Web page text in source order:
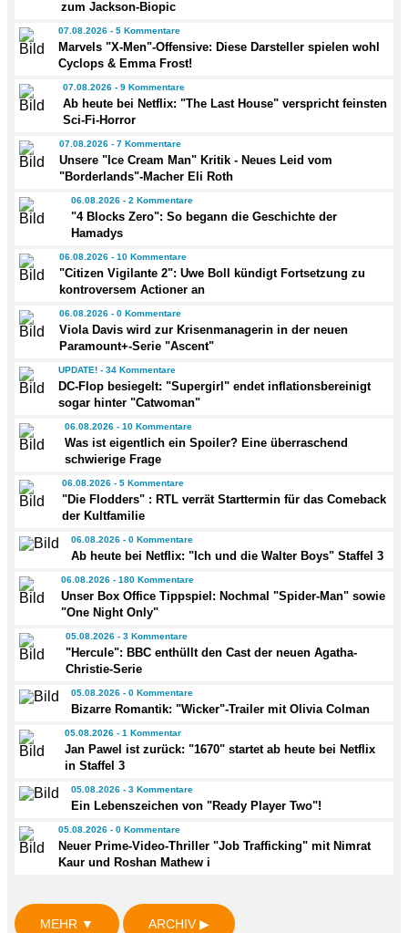
zum Jackson-Biopic
07.08.2026 - 5 Kommentare
Marvels "X-Men"-Offensive: Diese Darsteller spielen wohl
Cyclops & Emma Frost!
07.08.2026 - 9 Kommentare
Ab heute bei Netflix: "The Last House" verspricht feinsten
Sci-Fi-Horror
07.08.2026 - 7 Kommentare
Unsere "Ice Cream Man" Kritik - Neues Leid vom
"Borderlands"-Macher Eli Roth
06.08.2026 - 2 Kommentare
"4 Blocks Zero": So begann die Geschichte der
Hamadys
06.08.2026 - 10 Kommentare
"Citizen Vigilante 2": Uwe Boll kündigt Fortsetzung zu
kontroversem Actioner an
06.08.2026 - 0 Kommentare
Viola Davis wird zur Krisenmanagerin in der neuen
Paramount+-Serie "Ascent"
UPDATE! - 34 Kommentare
DC-Flop besiegelt: "Supergirl" endet inflationsbereinigt
sogar hinter "Catwoman"
06.08.2026 - 10 Kommentare
Was ist eigentlich ein Spoiler? Eine überraschend
schwierige Frage
06.08.2026 - 5 Kommentare
"Die Flodders" : RTL verrät Starttermin für das Comeback
der Kultfamilie
06.08.2026 - 0 Kommentare
Ab heute bei Netflix: "Ich und die Walter Boys" Staffel 3
06.08.2026 - 180 Kommentare
Unser Box Office Tippspiel: Nochmal "Spider-Man" sowie
"One Night Only"
05.08.2026 - 3 Kommentare
"Hercule": BBC enthüllt den Cast der neuen Agatha-
Christie-Serie
05.08.2026 - 0 Kommentare
Bizarre Romantik: "Wicker"-Trailer mit Olivia Colman
05.08.2026 - 1 Kommentar
Jan Pawel ist zurück: "1670" startet ab heute bei Netflix
in Staffel 3
05.08.2026 - 3 Kommentare
Ein Lebenszeichen von "Ready Player Two"!
05.08.2026 - 0 Kommentare
Neuer Prime-Video-Thriller "Job Trafficking" mit Nimrat
Kaur und Roshan Mathew i
MEHR ▼ ARCHIV ▶